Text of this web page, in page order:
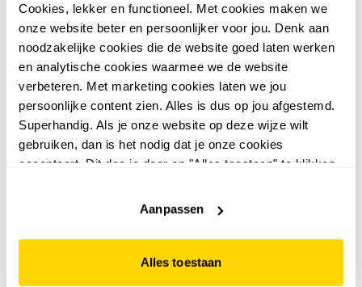
Cookies, lekker en functioneel. Met cookies maken we
onze website beter en persoonlijker voor jou. Denk aan
noodzakelijke cookies die de website goed laten werken
en analytische cookies waarmee we de website
verbeteren. Met marketing cookies laten we jou
persoonlijke content zien. Alles is dus op jou afgestemd.
Superhandig. Als je onze website op deze wijze wilt
gebruiken, dan is het nodig dat je onze cookies
accepteert. Dit doe je door op "Alles toestaan" te klikken.
website niet optimaal functioneert.
Aanpassen
Alles toestaan
Adidas
Adidas Grand Court 00s
EL C meisjes sneakers
roze
44,9929
Adidas
Adidas Predator Club
MG kinder
voetbalschoenen
49,9925